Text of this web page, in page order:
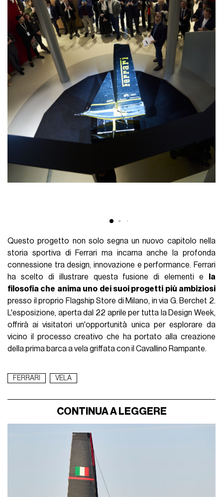
Questo progetto non solo segna un nuovo capitolo nella
storia sportiva di Ferrari ma incarna anche la profonda
connessione tra design, innovazione e performance. Ferrari
ha scelto di illustrare questa fusione di elementi e
la
filosofia che anima uno dei suoi progetti più ambiziosi
presso il proprio Flagship Store di Milano, in via G. Berchet 2.
L'esposizione, aperta dal 22 aprile per tutta la Design Week,
offrirà ai visitatori un'opportunità unica per esplorare da
vicino il processo creativo che ha portato alla creazione
della prima barca a vela griffata con il Cavallino Rampante.
FERRARI VELA
CONTINUA A LEGGERE